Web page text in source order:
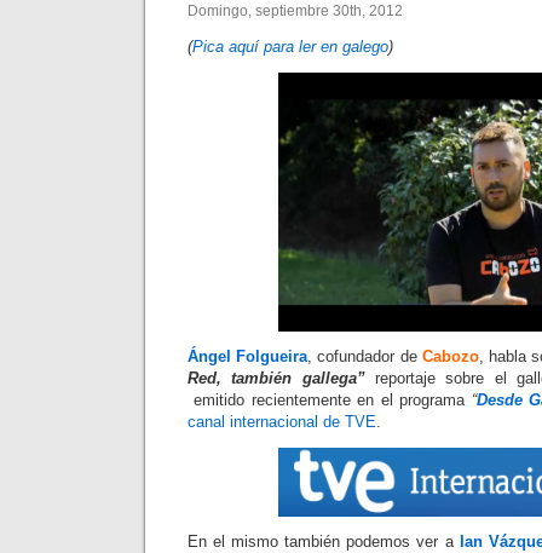
Domingo, septiembre 30th, 2012
(Pica aquí para ler en galego)
Ángel Folgueira, cofundador de Cabozo, habla
Red, también gallega” reportaje sobre el
emitido recientemente en el programa “Desde
canal internacional de TVE.
En el mismo también podemos ver a Ian